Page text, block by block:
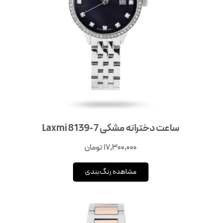
ساعت دخترانه مشکی Laxmi 8139-7
17,300,000تومان
مشاهده رنگ‌بندی